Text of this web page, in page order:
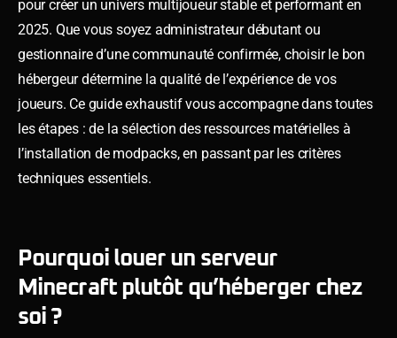
pour créer un univers multijoueur stable et performant en
2025. Que vous soyez administrateur débutant ou
gestionnaire d’une communauté confirmée, choisir le bon
hébergeur détermine la qualité de l’expérience de vos
joueurs. Ce guide exhaustif vous accompagne dans toutes
les étapes : de la sélection des ressources matérielles à
l’installation de modpacks, en passant par les critères
techniques essentiels.
Pourquoi louer un serveur
Minecraft plutôt qu’héberger chez
soi ?